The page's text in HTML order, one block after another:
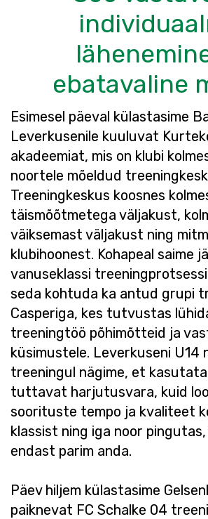
ebatavaline
Esimesel päeval külastasime
Leverkusenile kuuluvat
akadeemiat, mis on klubi
noortele mõeldud
Treeningkeskus koosnes
täismõõtmetega väljakust,
väiksemast väljakust ning
klubihoonest. Kohapeal saime
vanuseklassi
seda kohtuda ka antud grupi
Casperiga, kes tutvustas
treeningtöö põhimõtteid ja
küsimustele. Leverkuseni U14
treeningul nägime, et
tuttavat harjutusvara, kuid
soorituste tempo ja kvaliteet
klassist ning iga noor
endast parim anda.
Päev hiljem külastasime
paiknevat FC Schalke 04